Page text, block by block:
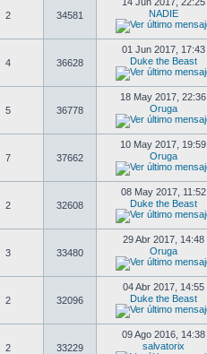
2 34581
NADIE
4 36628
01 Jun 2017, 17:43
Duke the Beast
5 36778
18 May 2017, 22:36
Oruga
7 37662
10 May 2017, 19:59
Oruga
2 32608
08 May 2017, 11:52
Duke the Beast
3 33480
29 Abr 2017, 14:48
Oruga
2 32096
04 Abr 2017, 14:55
Duke the Beast
2 33229
09 Ago 2016, 14:38
salvatorix